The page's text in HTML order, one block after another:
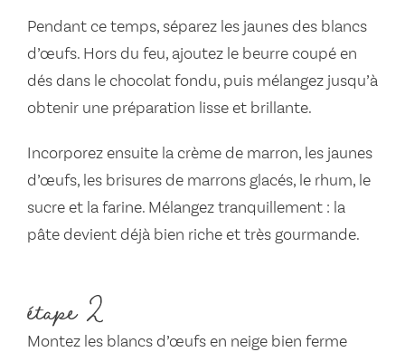
Pendant ce temps, séparez les jaunes des blancs
d’œufs. Hors du feu, ajoutez le beurre coupé en
dés dans le chocolat fondu, puis mélangez jusqu’à
obtenir une préparation lisse et brillante.
Incorporez ensuite la crème de marron, les jaunes
d’œufs, les brisures de marrons glacés, le rhum, le
sucre et la farine. Mélangez tranquillement : la
pâte devient déjà bien riche et très gourmande.
étape 2
Montez les blancs d’œufs en neige bien ferme